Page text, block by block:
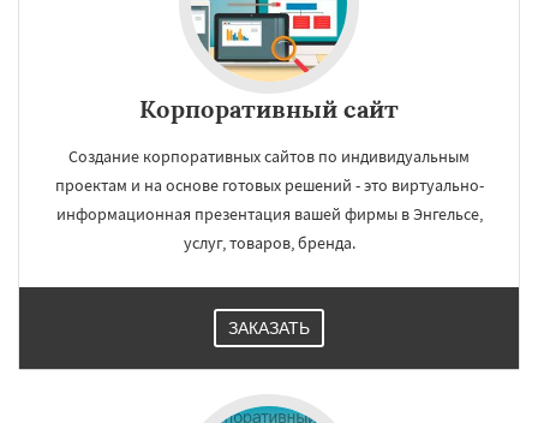
Корпоративный сайт
Создание корпоративных сайтов по индивидуальным
проектам и на основе готовых решений - это виртуально-
информационная презентация вашей фирмы в Энгельсе,
услуг, товаров, бренда.
ЗАКАЗАТЬ